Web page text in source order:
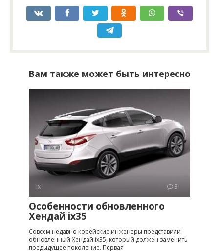
Вам также может быть интересно
ix 3
Особенности обновленного
Хендай ix35
Совсем недавно корейские инженеры представили
обновленный Хендай ix35, который должен заменить
предыдущее поколение. Первая